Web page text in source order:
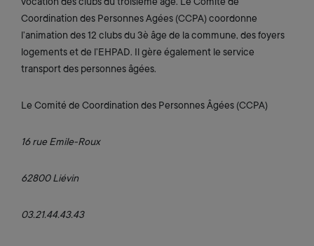
Coordination des Personnes Agées (CCPA) coordonne
l’animation des 12 clubs du 3è âge de la commune, des foyers
logements et de l’EHPAD. Il gère également le service
transport des personnes âgées.
Le Comité de Coordination des Personnes Âgées (CCPA)
16 rue Emile-Roux
62800 Liévin
03.21.44.43.43